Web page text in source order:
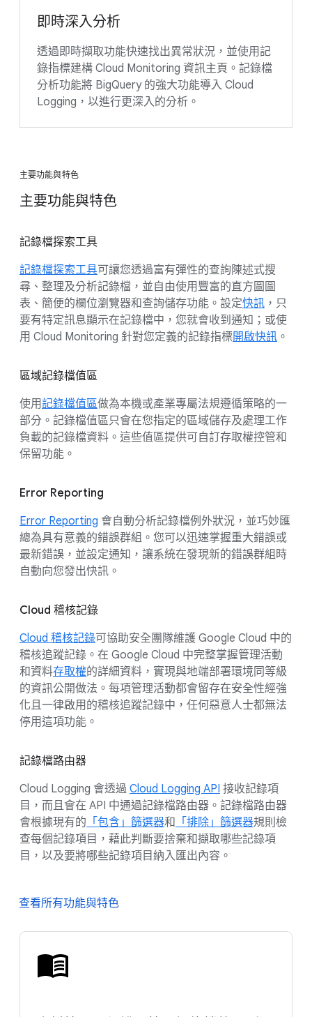
即時深入分析
透過即時擷取功能快速找出異常狀況，並使用記
錄指標建構 Cloud Monitoring 資訊主頁。記錄檔
分析功能將 BigQuery 的強大功能導入 Cloud
Logging，以進行更深入的分析。
主要功能與特色
主要功能與特色
記錄檔探索工具
記錄檔探索工具可讓您透過富有彈性的查詢陳述式搜
尋、整理及分析記錄檔，並自由使用豐富的直方圖圖
表、簡便的欄位瀏覽器和查詢儲存功能。設定快訊 ，只
要有特定訊息顯示在記錄檔中，您就會收到通知；或使
用 Cloud Monitoring 針對您定義的記錄指標開啟快訊 。
區域記錄檔值區
使用記錄檔值區做為本機或產業專屬法規遵循策略的一
部分。記錄檔值區只會在您指定的區域儲存及處理工作
負載的記錄檔資料。這些值區提供可自訂存取權控管和
保留功能。
Error Reporting
Error Reporting 會自動分析記錄檔例外狀況，並巧妙匯
總為具有意義的錯誤群組。您可以迅速掌握重大錯誤或
最新錯誤，並設定通知，讓系統在發現新的錯誤群組時
自動向您發出快訊。
Cloud 稽核記錄
Cloud 稽核記錄可協助安全團隊維護 Google Cloud 中的
稽核追蹤記錄。在 Google Cloud 中完整掌握管理活動
和資料存取權的詳細資料，實現與地端部署環境同等級
的資訊公開做法。每項管理活動都會留存在安全性經強
化且一律啟用的稽核追蹤記錄中，任何惡意人士都無法
停用這項功能。
記錄檔路由器
Cloud Logging 會透過 Cloud Logging API 接收記錄項
目，而且會在 API 中通過記錄檔路由器。記錄檔路由器
會根據現有的 「包含」篩選器和 「排除」篩選器規則檢
查每個記錄項目，藉此判斷要捨棄和擷取哪些記錄項
目，以及要將哪些記錄項目納入匯出內容。
查看所有功能與特色